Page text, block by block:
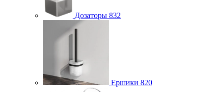
Дозаторы 832
Ершики 820